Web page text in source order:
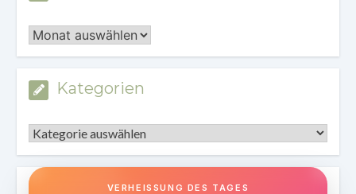
Archiv
Kategorien
Kategorien
VERHEISSUNG DES TAGES